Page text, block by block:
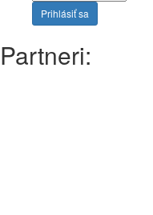
Prihlásiť sa
Partneri: